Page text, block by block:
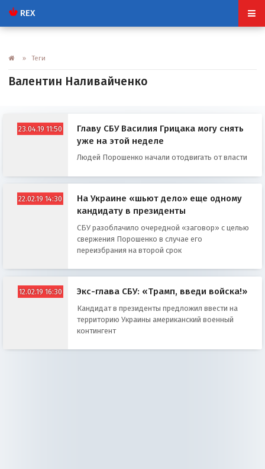
REX
» Теги
Валентин Наливайченко
23.04.19 11:50
Главу СБУ Василия Грицака могу снять
уже на этой неделе
Людей Порошенко начали отодвигать от власти
22.02.19 14:30
На Украине «шьют дело» еще одному
кандидату в президенты
СБУ разоблачило очередной «заговор» с целью
свержения Порошенко в случае его
переизбрания на второй срок
12.02.19 16:30 Экс-глава СБУ: «Трамп, введи войска!»
Кандидат в президенты предложил ввести на
территорию Украины американский военный
контингент